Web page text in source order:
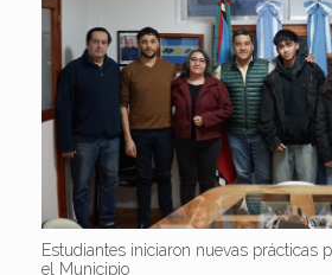
Estudiantes iniciaron nuevas prácticas
el Municipio